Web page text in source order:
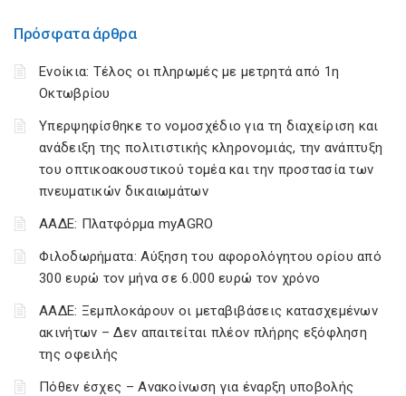
Πρόσφατα άρθρα
Ενοίκια: Τέλος οι πληρωμές με μετρητά από 1η
Οκτωβρίου
Υπερψηφίσθηκε το νομοσχέδιο για τη διαχείριση και
ανάδειξη της πολιτιστικής κληρονομιάς, την ανάπτυξη
του οπτικοακουστικού τομέα και την προστασία των
πνευματικών δικαιωμάτων
ΑΑΔΕ: Πλατφόρμα myAGRO
Φιλοδωρήματα: Αύξηση του αφορολόγητου ορίου από
300 ευρώ τον μήνα σε 6.000 ευρώ τον χρόνο
ΑΑΔΕ: Ξεμπλοκάρουν οι μεταβιβάσεις κατασχεμένων
ακινήτων – Δεν απαιτείται πλέον πλήρης εξόφληση
της οφειλής
Πόθεν έσχες – Ανακοίνωση για έναρξη υποβολής